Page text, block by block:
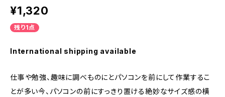
¥1,320
残り1点
International shipping available
仕事や勉強、趣味に調べものにとパソコンを前にして作業するこ
とが多い今、パソコンの前にすっきり置ける絶妙なサイズ感の横